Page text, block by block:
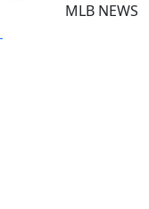
MLB NEWS